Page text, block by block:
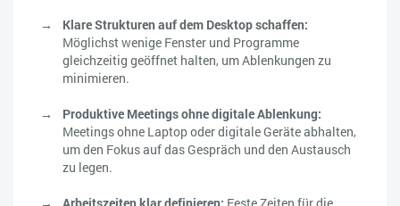
Klare Strukturen auf dem Desktop schaffen:
Möglichst wenige Fenster und Programme
gleichzeitig geöffnet halten, um Ablenkungen zu
minimieren.
Produktive Meetings ohne digitale Ablenkung:
Meetings ohne Laptop oder digitale Geräte abhalten,
um den Fokus auf das Gespräch und den Austausch
zu legen.